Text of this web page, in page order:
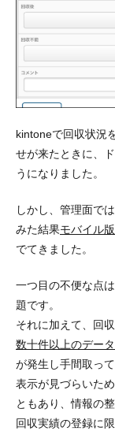
kintoneで回収状況
せが来たときに、
うになりました。
しかし、管理面で
みた結果モバイル
でてきました。
一つ目の不便な点
題です。
それに加えて、回
数十件以上のデー
が発生し手間取って
表示が見づらいた
ともあり、情報の
回収実績の登録に